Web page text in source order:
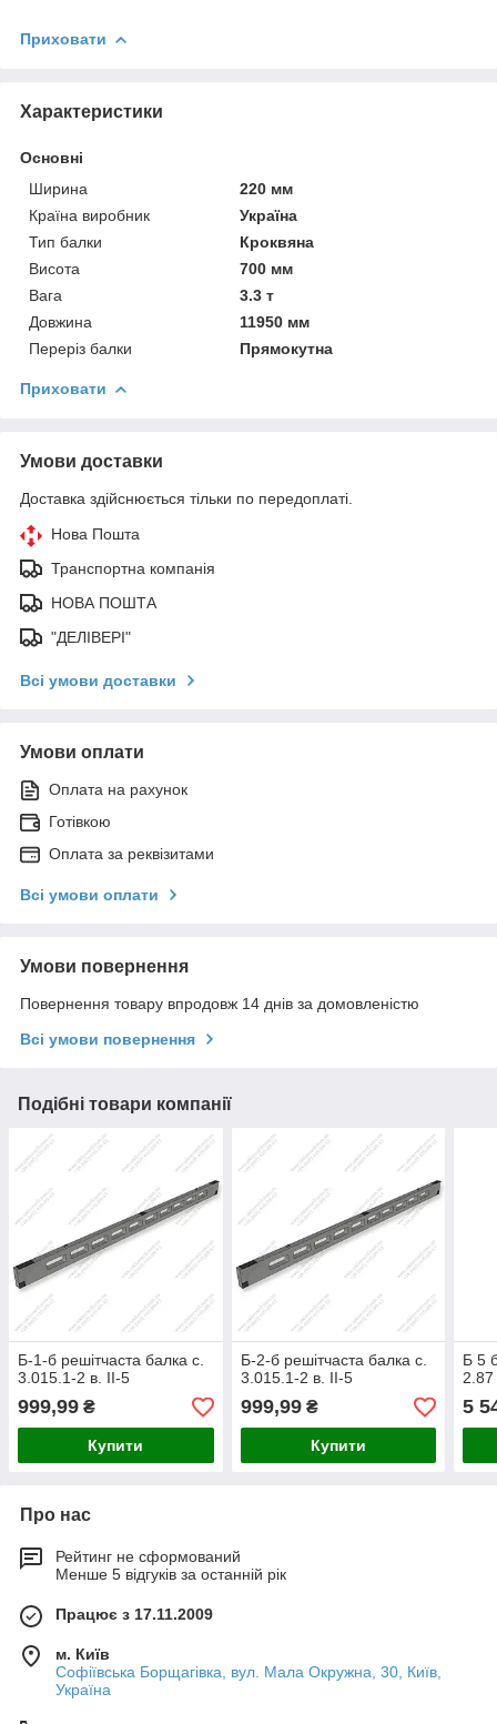
Приховати
Характеристики
Основні
Ширина
220 мм
Країна виробник
Україна
Тип балки
Кроквяна
Висота
700 мм
Вага
3.3 т
Довжина
11950 мм
Переріз балки
Прямокутна
Приховати
Умови доставки
Доставка здійснюється тільки по передоплаті.
Нова Пошта
Транспортна компанія
НОВА ПОШТА
"ДЕЛІВЕРІ"
Всі умови доставки
Умови оплати
Оплата на рахунок
Готівкою
Оплата за реквізитами
Всі умови оплати
Умови повернення
Повернення товару впродовж 14 днів за домовленістю
Всі умови повернення
Подібні товари компанії
Б-1-б решітчаста балка с.
3.015.1-2 в. II-5
999,99 ₴
Купити
Б-2-б решітчаста балка с.
3.015.1-2 в. II-5
999,99₴
Купити
Б 5
2.87
5
Про нас
Рейтинг не сформований
Менше 5 відгуків за останній рік
Працює з 17.11.2009
м. Київ
Софіївська Борщагівка, вул. Мала Окружна, 30, Київ,
Україна